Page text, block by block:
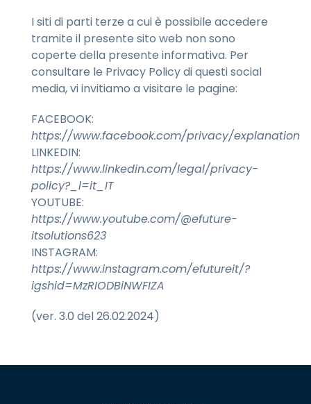
I siti di parti terze a cui è possibile accedere
tramite il presente sito web non sono
coperte della presente informativa. Per
consultare le Privacy Policy di questi social
media, vi invitiamo a visitare le pagine:
FACEBOOK:
https://www.facebook.com/privacy/explanation
LINKEDIN:
https://www.linkedin.com/legal/privacy-
policy?_l=it_IT
YOUTUBE:
https://www.youtube.com/@efuture-
itsolutions623
INSTAGRAM:
https://www.instagram.com/efutureit/?
igshid=MzRIODBiNWFIZA
(ver. 3.0 del 26.02.2024)